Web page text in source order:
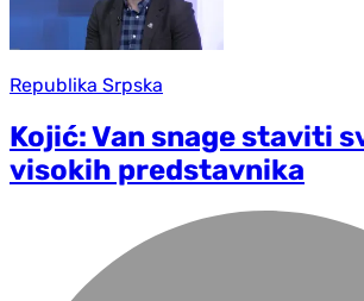
Republika Srpska
Kojić: Van snage staviti
visokih predstavnika